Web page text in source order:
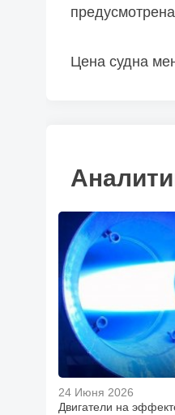
Цена судна
24 Июня 2026
Двигатели на